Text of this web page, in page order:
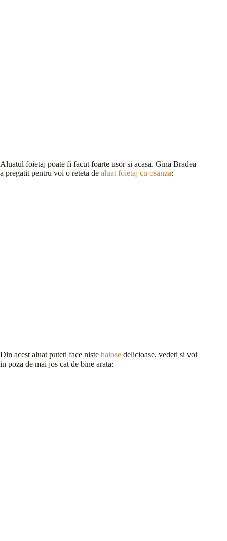
Aluatul foietaj poate fi facut foarte usor si acasa. Gina Bradea
a pregatit pentru voi o reteta de aluat foietaj cu osanza:
Din acest aluat puteti face niste haiose delicioase, vedeti si voi
in poza de mai jos cat de bine arata: